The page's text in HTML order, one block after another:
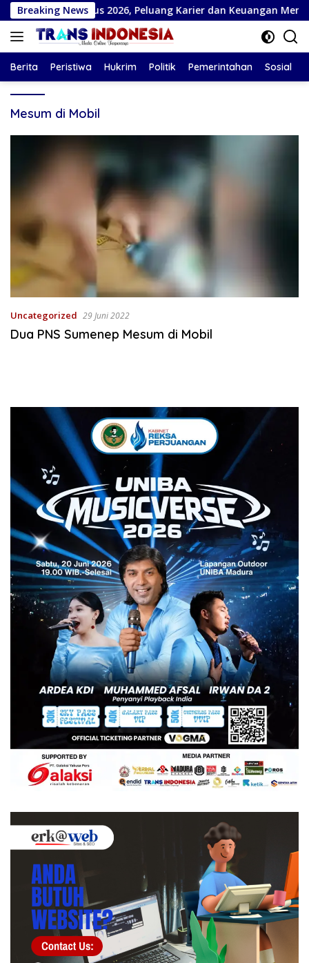
Langsung
ke
konten
Breaking News
Agustus 2026, Peluang Karier dan Keuangan Meningkat
Berita Peristiwa Hukrim Politik Pemerintahan Sosial
Mesum di Mobil
Uncategorized 29 Juni 2022
Dua PNS Sumenep Mesum di Mobil